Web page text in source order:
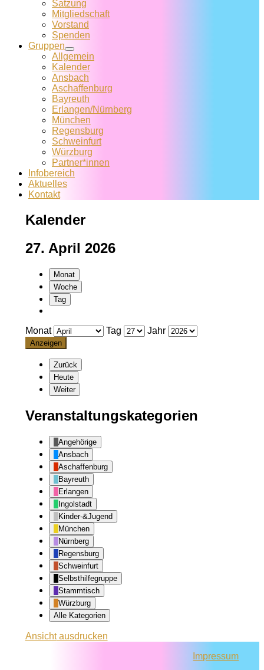
Satzung
Mitglied­schaft
Vorstand
Spenden
Gruppen
Allgemein
Kalender
Ansbach
Aschaffenburg
Bayreuth
Erlangen/Nürnberg
München
Regensburg
Schweinfurt
Würzburg
Partner*innen
Infobereich
Aktuelles
Kontakt
Kalender
27. April 2026
Monat
Woche
Tag
Monat Tag Jahr
Zurück
Heute
Weiter
Veranstaltungskategorien
Angehörige
Ansbach
Aschaffenburg
Bayreuth
Erlangen
Ingolstadt
Kinder-&Jugend
München
Nürnberg
Regensburg
Schweinfurt
Selbsthilfegruppe
Stammtisch
Würzburg
Alle Kategorien
Ansichtausdrucken
Impressum